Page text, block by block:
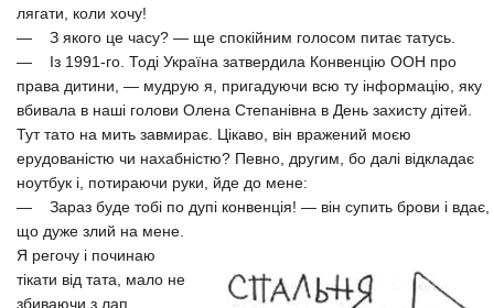
лягати, коли хочу!
— З якого це часу? — ще спокійним голосом питає татусь.
— Із 1991-го. Тоді Україна затвердила Конвенцію ООН про
права дитини, — мудрую я, пригадуючи всю ту інформацію, яку
вбивала в наші голови Олена Степанівна в День захисту дітей.
Тут тато на мить завмирає. Цікаво, він вражений моєю
ерудованістю чи нахабністю? Певно, другим, бо далі відкладає
ноутбук і, потираючи руки, йде до мене:
— Зараз буде тобі по дупі конвенція! — він супить брови і вдає,
що дуже злий на мене.
Я регочу і починаю
тікати від тата, мало не
збиваючи з лап